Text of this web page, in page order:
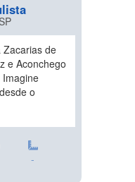
Zacarias de
e Aconchego
o
-